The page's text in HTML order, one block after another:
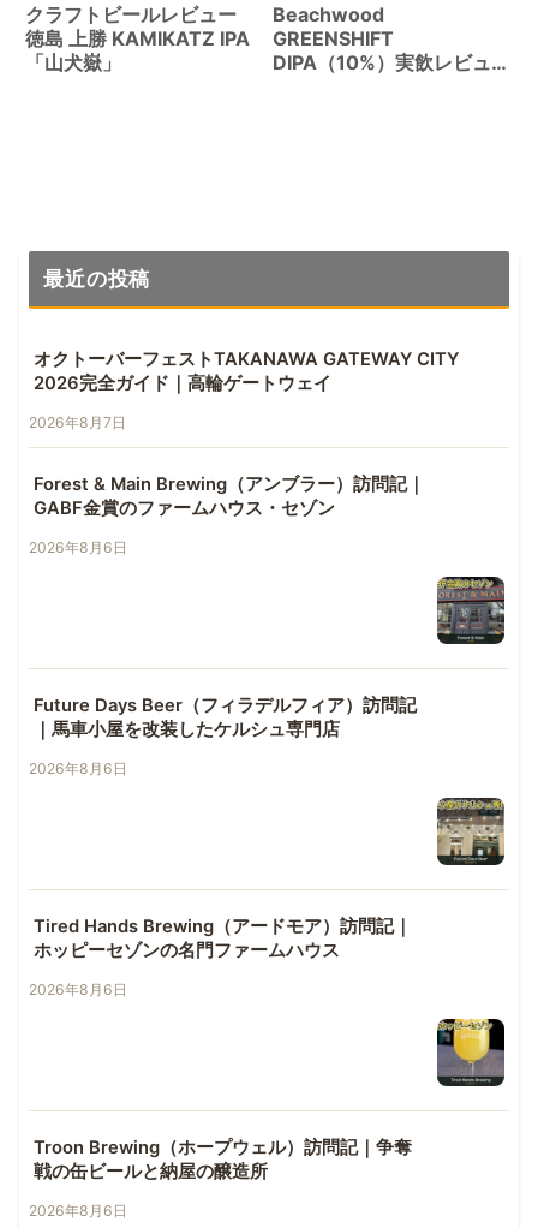
クラフトビールレビュー
徳島 上勝 KAMIKATZ IPA
「山犬嶽」
Beachwood
GREENSHIFT
DIPA（10%）実飲レビュ
最近の投稿
オクトーバーフェストTAKANAWA GATEWAY CITY
2026完全ガイド｜高輪ゲートウェイ
2026年8月7日
Forest & Main Brewing（アンブラー）訪問記｜
GABF金賞のファームハウス・セゾン
2026年8月6日
Future Days Beer（フィラデルフィア）訪問記
｜馬車小屋を改装したケルシュ専門店
2026年8月6日
Tired Hands Brewing（アードモア）訪問記｜
ホッピーセゾンの名門ファームハウス
2026年8月6日
Troon Brewing（ホープウェル）訪問記｜争奪
戦の缶ビールと納屋の醸造所
2026年8月6日